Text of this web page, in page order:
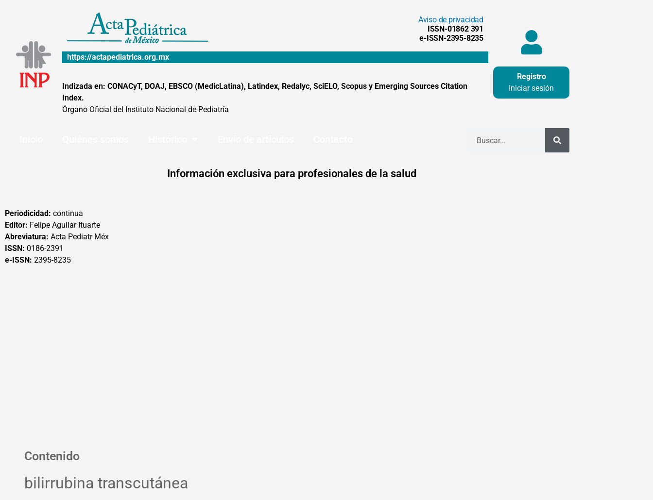
Aviso de privacidad
ISSN-01862 391
e-ISSN-2395-8235
https://actapediatrica.org.mx
Indizada en: CONACyT, DOAJ, EBSCO (MedicLatina), Latindex, Redalyc, SciELO, Scopus y Emerging Sources Citation
Index.
Órgano Oficial del Instituto Nacional de Pediatría
Registro
Iniciar sesión
Información exclusiva para profesionales de la salud
Periodicidad: continua
Editor: Felipe Aguilar Ituarte
Abreviatura: Acta Pediatr Méx
ISSN: 0186-2391
e-ISSN: 2395-8235
Contenido
bilirrubina transcutánea